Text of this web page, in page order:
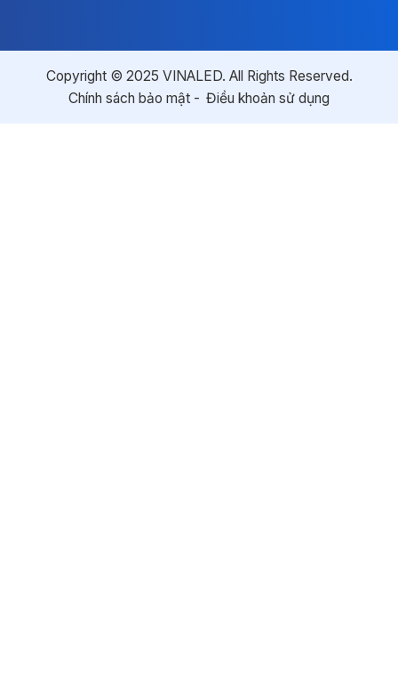
Copyright © 2025 VINALED. All Rights Reserved.
Chính sách bảo mật
Điều khoản sử dụng